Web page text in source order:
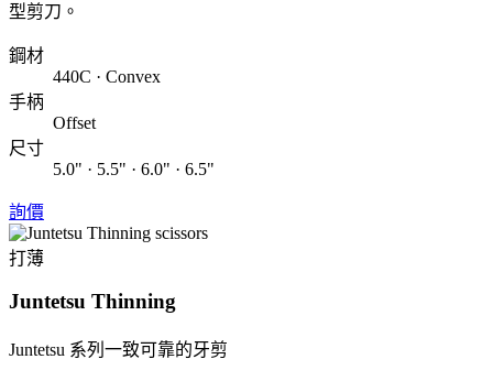
型剪刀。
鋼材
440C · Convex
手柄
Offset
尺寸
5.0" · 5.5" · 6.0" · 6.5"
詢價
打薄
Juntetsu Thinning
Juntetsu 系列一致可靠的牙剪